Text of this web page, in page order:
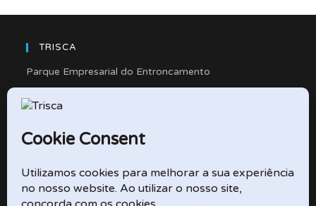
TRISCA
Parque Empresarial do Entroncamento
Rua Cidade de Friedberg, Lote 4
2330-263 Entroncamento – Portugal
e-mail: didactico@trisca.pt